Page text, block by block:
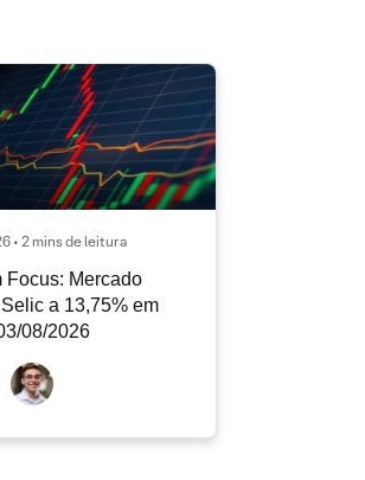
• 2 mins de leitura
Focus: Mercado
a 13,75% em
08/2026